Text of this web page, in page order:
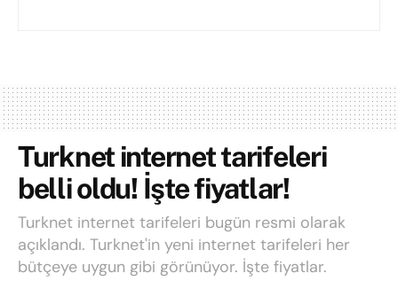
Turknet internet tarifeleri
belli oldu! İşte fiyatlar!
Turknet internet tarifeleri bugün resmi olarak
açıklandı. Turknet'in yeni internet tarifeleri her
bütçeye uygun gibi görünüyor. İşte fiyatlar.